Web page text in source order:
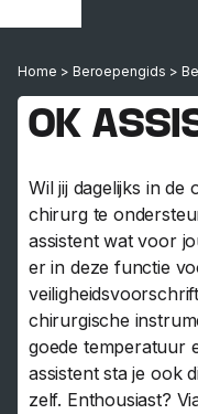
Home > Beroepengids >
OK
Wil jij dagelijks in de
chirurg te
assistent wat voor
er in deze functie
chirurgische
goede temperatuur
assistent sta je ook
zelf. Enthousiast?